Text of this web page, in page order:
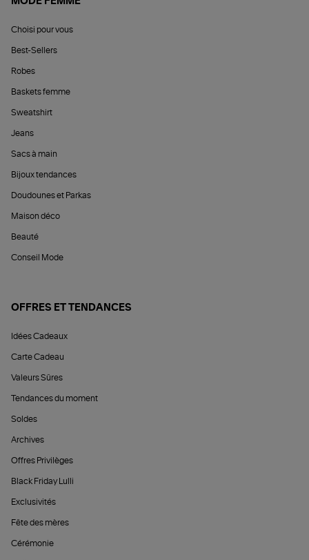
Choisi pour vous
Best-Sellers
Robes
Baskets femme
Sweatshirt
Jeans
Sacs à main
Bijoux tendances
Doudounes et Parkas
Maison déco
Beauté
Conseil Mode
OFFRES ET TENDANCES
Idées Cadeaux
Carte Cadeau
Valeurs Sûres
Tendances du moment
Soldes
Archives
Offres Privilèges
Black Friday Lulli
Exclusivités
Fête des mères
Cérémonie